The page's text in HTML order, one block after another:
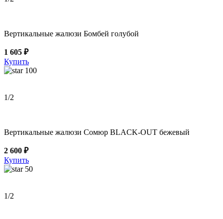
Вертикальные жалюзи Бомбей голубой
1 605 ₽
Купить
100
1/2
Вертикальные жалюзи Сомюр BLACK-OUT бежевый
2 600 ₽
Купить
50
1/2